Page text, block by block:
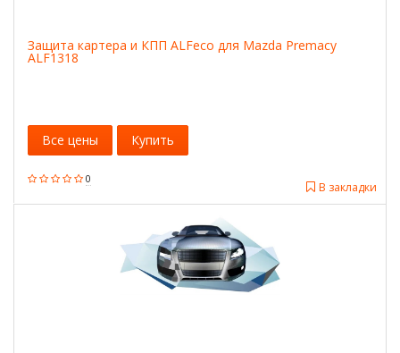
Защита картера и КПП ALFeco для Mazda Premacy
ALF1318
0
В закладки
Все цены Купить